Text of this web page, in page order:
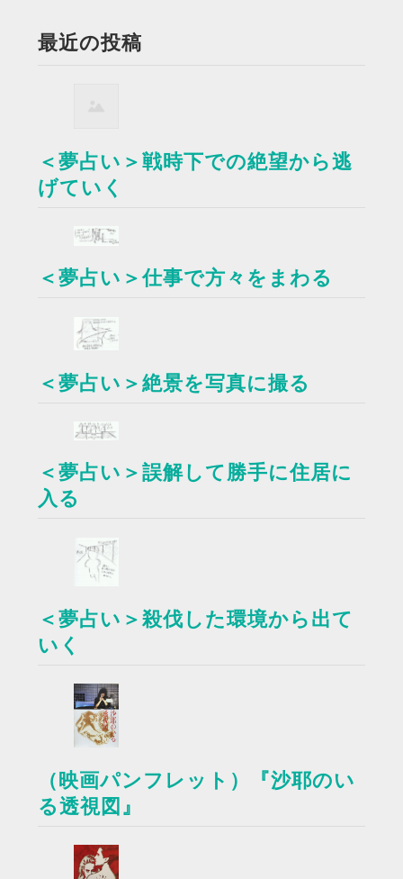
最近の投稿
＜夢占い＞戦時下での絶望から逃
げていく
＜夢占い＞仕事で方々をまわる
＜夢占い＞絶景を写真に撮る
＜夢占い＞誤解して勝手に住居に
入る
＜夢占い＞殺伐した環境から出て
いく
（映画パンフレット）『沙耶のい
る透視図』